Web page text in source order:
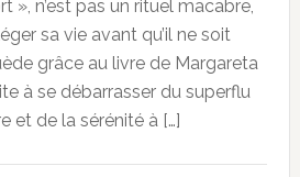
», n’est pas un rituel macabre,
sa vie avant qu’il ne soit
grâce au livre de Margareta
à se débarrasser du superflu
et de la sérénité à […]